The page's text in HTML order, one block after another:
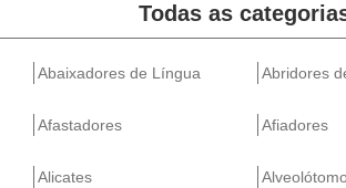
Todas as
Abaixadores de Língua Abridores
Afastadores Afiadores
Alicates